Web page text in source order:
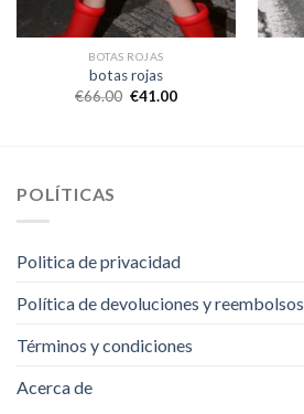
BOTAS ROJAS
botas rojas
€66.00 €41.00
POLÍTICAS
Politica de privacidad
Política de devoluciones y reembolsos
Términos y condiciones
Acerca de